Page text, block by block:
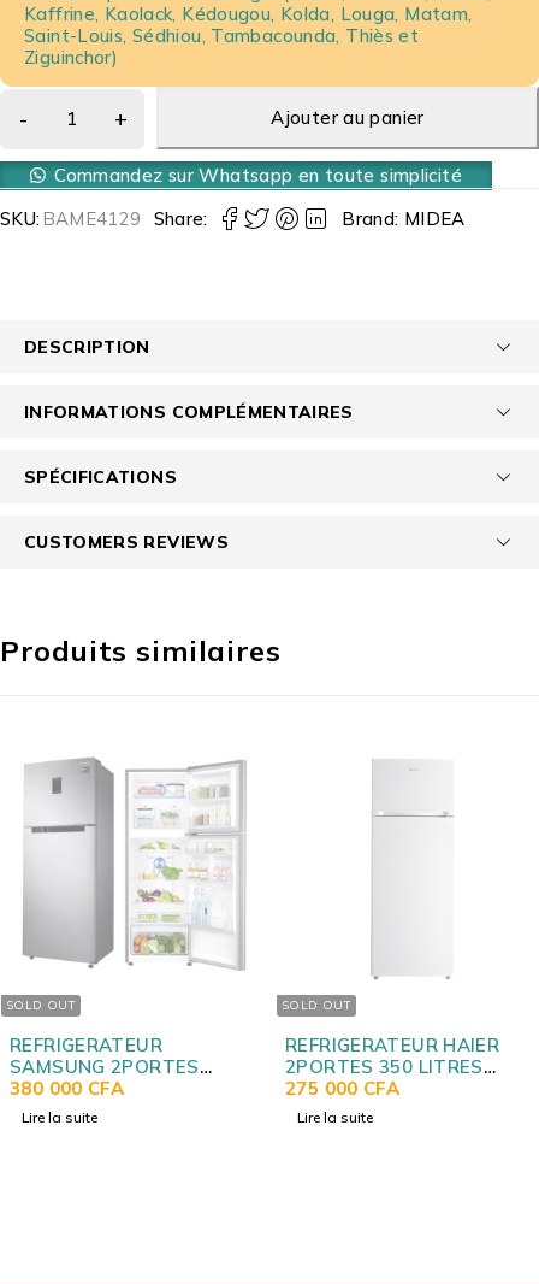
Kaffrine, Kaolack, Kédougou, Kolda, Louga, Matam,
Saint-Louis, Sédhiou, Tambacounda, Thiès et
Ziguinchor)
Ajouter au panier
Commandez sur Whatsapp en toute simplicité
SKU:BAME4129 Share: Brand: MIDEA
DESCRIPTION
INFORMATIONS COMPLÉMENTAIRES
SPÉCIFICATIONS
CUSTOMERS REVIEWS
Produits similaires
SOLD OUT
REFRIGERATEUR
SAMSUNG 2PORTES
RT40K5512S8
380 000 CFA
Lire la suite
SOLD OUT
REFRIGERATEUR HAIER
2PORTES 350 LITRES
BLANC
275 000 CFA
Lire la suite